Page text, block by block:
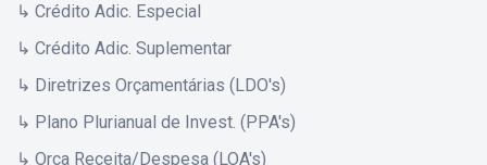
↳ Crédito Adic. Especial
↳ Crédito Adic. Suplementar
↳ Diretrizes Orçamentárias (LDO's)
↳ Plano Plurianual de Invest. (PPA's)
↳ Orça Receita/Despesa (LOA's)